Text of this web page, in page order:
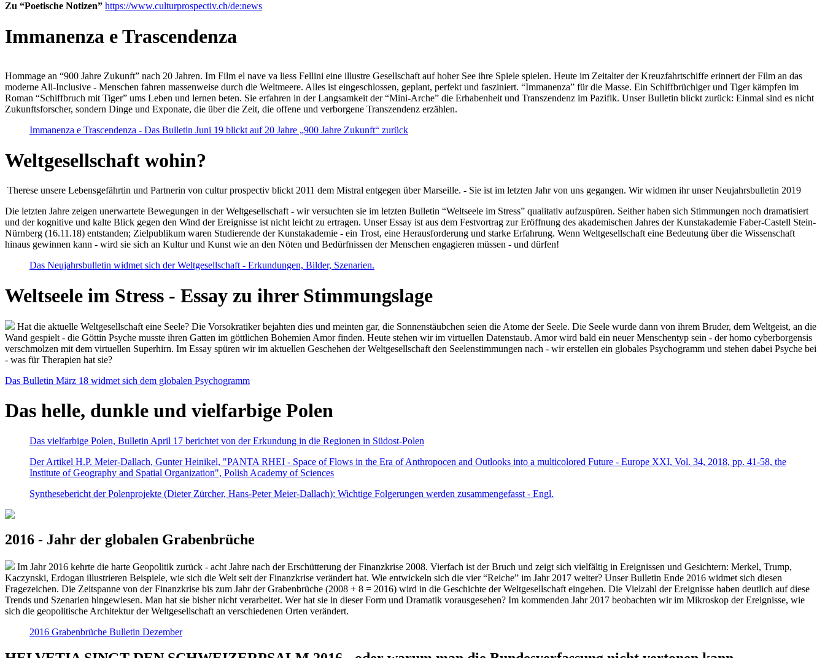
Zu “Poetische Notizen” https://www.culturprospectiv.ch/de:news
Immanenza e Trascendenza
Hommage an “900 Jahre Zukunft” nach 20 Jahren. Im Film el nave va liess Fellini eine illustre Gesellschaft auf hoher See ihre Spiele spielen. Heute im Zeitalter der Kreuzfahrtschiffe erinnert der Film an das
moderne All-Inclusive - Menschen fahren massenweise durch die Weltmeere. Alles ist eingeschlossen, geplant, perfekt und fasziniert. “Immanenza” für die Masse. Ein Schiffbrüchiger und Tiger kämpfen im
Roman “Schiffbruch mit Tiger” ums Leben und lernen beten. Sie erfahren in der Langsamkeit der “Mini-Arche” die Erhabenheit und Transzendenz im Pazifik. Unser Bulletin blickt zurück: Einmal sind es nicht
Zukunftsforscher, sondern Dinge und Exponate, die über die Zeit, die offene und verborgene Transzendenz erzählen.
Immanenza e Trascendenza - Das Bulletin Juni 19 blickt auf 20 Jahre „900 Jahre Zukunft“ zurück
Weltgesellschaft wohin?
Therese unsere Lebensgefährtin und Partnerin von cultur prospectiv blickt 2011 dem Mistral entgegen über Marseille. - Sie ist im letzten Jahr von uns gegangen. Wir widmen ihr unser Neujahrsbulletin 2019
Die letzten Jahre zeigen unerwartete Bewegungen in der Weltgesellschaft - wir versuchten sie im letzten Bulletin “Weltseele im Stress” qualitativ aufzuspüren. Seither haben sich Stimmungen noch dramatisiert
und der kognitive und kalte Blick gegen den Wind der Ereignisse ist nicht leicht zu ertragen. Unser Essay ist aus dem Festvortrag zur Eröffnung des akademischen Jahres der Kunstakademie Faber-Castell Stein-
Nürnberg (16.11.18) entstanden; Zielpublikum waren Studierende der Kunstakademie - ein Trost, eine Herausforderung und starke Erfahrung. Wenn Weltgesellschaft eine Bedeutung über die Wissenschaft
hinaus gewinnen kann - wird sie sich an Kultur und Kunst wie an den Nöten und Bedürfnissen der Menschen engagieren müssen - und dürfen!
Das Neujahrsbulletin widmet sich der Weltgesellschaft - Erkundungen, Bilder, Szenarien.
Weltseele im Stress - Essay zu ihrer Stimmungslage
Hat die aktuelle Weltgesellschaft eine Seele? Die Vorsokratiker bejahten dies und meinten gar, die Sonnenstäubchen seien die Atome der Seele. Die Seele wurde dann von ihrem Bruder, dem Weltgeist, an die
Wand gespielt - die Göttin Psyche musste ihren Gatten im göttlichen Bohemien Amor finden. Heute stehen wir im virtuellen Datenstaub. Amor wird bald ein neuer Menschentyp sein - der homo cyberborgensis
verschmolzen mit dem virtuellen Superhirn. Im Essay spüren wir im aktuellen Geschehen der Weltgesellschaft den Seelenstimmungen nach - wir erstellen ein globales Psychogramm und stehen dabei Psyche bei
- was für Therapien hat sie?
Das Bulletin März 18 widmet sich dem globalen Psychogramm
Das helle, dunkle und vielfarbige Polen
Das vielfarbige Polen, Bulletin April 17 berichtet von der Erkundung in die Regionen in Südost-Polen
Der Artikel H.P. Meier-Dallach, Gunter Heinikel, "PANTA RHEI - Space of Flows in the Era of Anthropocen and Outlooks into a multicolored Future - Europe XXI, Vol. 34, 2018, pp. 41-58, the
Institute of Geography and Spatial Organization", Polish Academy of Sciences
Synthesebericht der Polenprojekte (Dieter Zürcher, Hans-Peter Meier-Dallach): Wichtige Folgerungen werden zusammengefasst - Engl.
2016 - Jahr der globalen Grabenbrüche
Im Jahr 2016 kehrte die harte Geopolitik zurück - acht Jahre nach der Erschütterung der Finanzkrise 2008. Vierfach ist der Bruch und zeigt sich vielfältig in Ereignissen und Gesichtern: Merkel, Trump,
Kaczynski, Erdogan illustrieren Beispiele, wie sich die Welt seit der Finanzkrise verändert hat. Wie entwickeln sich die vier “Reiche” im Jahr 2017 weiter? Unser Bulletin Ende 2016 widmet sich diesen
Fragezeichen. Die Zeitspanne von der Finanzkrise bis zum Jahr der Grabenbrüche (2008 + 8 = 2016) wird in die Geschichte der Weltgesellschaft eingehen. Die Vielzahl der Ereignisse haben deutlich auf diese
Trends und Szenarien hingewiesen. Man hat sie bisher nicht verarbeitet. Wer hat sie in dieser Form und Dramatik vorausgesehen? Im kommenden Jahr 2017 beobachten wir im Mikroskop der Ereignisse, wie
sich die geopolitische Architektur der Weltgesellschaft an verschiedenen Orten verändert.
2016 Grabenbrüche Bulletin Dezember